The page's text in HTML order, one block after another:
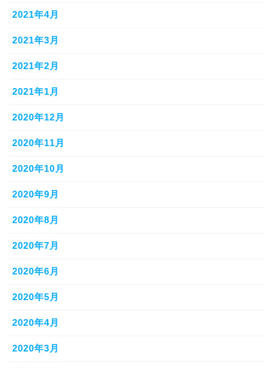
2021年4月
2021年3月
2021年2月
2021年1月
2020年12月
2020年11月
2020年10月
2020年9月
2020年8月
2020年7月
2020年6月
2020年5月
2020年4月
2020年3月